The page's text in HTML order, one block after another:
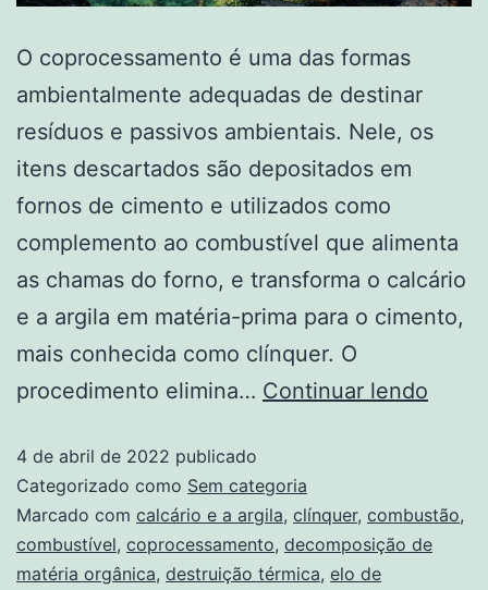
O coprocessamento é uma das formas
ambientalmente adequadas de destinar
resíduos e passivos ambientais. Nele, os
itens descartados são depositados em
fornos de cimento e utilizados como
complemento ao combustível que alimenta
as chamas do forno, e transforma o calcário
e a argila em matéria-prima para o cimento,
mais conhecida como clínquer. O
procedimento elimina… Continuar lendo
4 de abril de 2022 publicado
Categorizado como Sem categoria
Marcado com calcário e a argila, clínquer, combustão,
combustível, coprocessamento, decomposição de
matéria orgânica, destruição térmica, elo de